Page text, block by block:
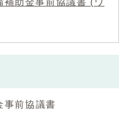
補助金事前協議書 (ワ
事前協議書